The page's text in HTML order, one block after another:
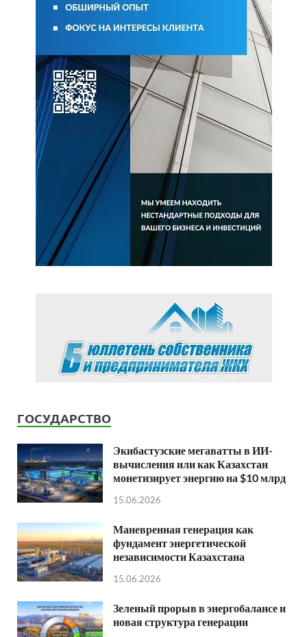
ГОСУДАРСТВО
Экибастузские мегаватты в ИИ-
вычисления или как Казахстан
монетизирует энергию на $10 млрд
15.06.2026
Маневренная генерация как
фундамент энергетической
независимости Казахстана
15.06.2026
Зеленый прорыв в энергобалансе и
новая структура генерации